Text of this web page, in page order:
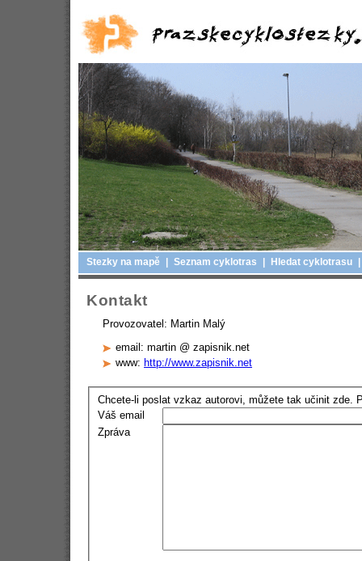
Stezky na mapě Seznam cyklotras Hledat cyklotrasu
Kontakt
Provozovatel: Martin Malý
email: martin @ zapisnik.net
www: http://www.zapisnik.net
Chcete-li poslat vzkaz autorovi, můžete tak učinit
Váš email
Zpráva